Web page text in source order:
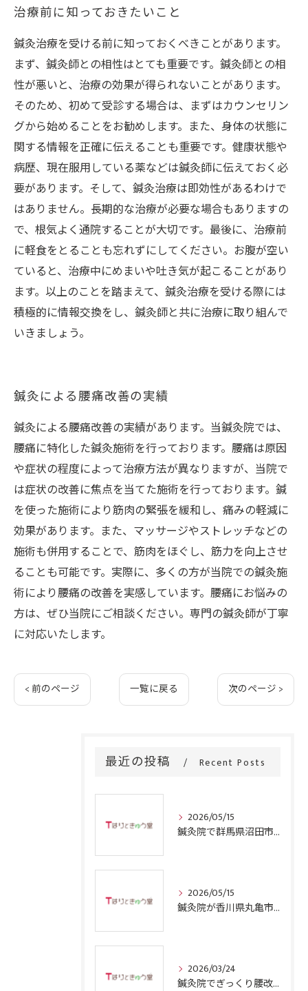
治療前に知っておきたいこと
鍼灸治療を受ける前に知っておくべきことがあります。
まず、鍼灸師との相性はとても重要です。鍼灸師との相
性が悪いと、治療の効果が得られないことがあります。
そのため、初めて受診する場合は、まずはカウンセリン
グから始めることをお勧めします。また、身体の状態に
関する情報を正確に伝えることも重要です。健康状態や
病歴、現在服用している薬などは鍼灸師に伝えておく必
要があります。そして、鍼灸治療は即効性があるわけで
はありません。長期的な治療が必要な場合もありますの
で、根気よく通院することが大切です。最後に、治療前
に軽食をとることも忘れずにしてください。お腹が空い
ていると、治療中にめまいや吐き気が起こることがあり
ます。以上のことを踏まえて、鍼灸治療を受ける際には
積極的に情報交換をし、鍼灸師と共に治療に取り組んで
いきましょう。
鍼灸による腰痛改善の実績
鍼灸による腰痛改善の実績があります。当鍼灸院では、
腰痛に特化した鍼灸施術を行っております。腰痛は原因
や症状の程度によって治療方法が異なりますが、当院で
は症状の改善に焦点を当てた施術を行っております。鍼
を使った施術により筋肉の緊張を緩和し、痛みの軽減に
効果があります。また、マッサージやストレッチなどの
施術も併用することで、筋肉をほぐし、筋力を向上させ
ることも可能です。実際に、多くの方が当院での鍼灸施
術により腰痛の改善を実感しています。腰痛にお悩みの
方は、ぜひ当院にご相談ください。専門の鍼灸師が丁寧
に対応いたします。
< 前のページ 一覧に戻る 次のページ >
最近の投稿 Recent Posts
2026/05/15
鍼灸院で群馬県沼田市の四十肩を根本から改善するための施術と通院回数のリアルガイド
2026/05/15
鍼灸院が香川県丸亀市で四十肩に効果的な理由と選ぶ際のポイント
2026/03/24
鍼灸院でぎっくり腰改善を目指す群馬県沼田市の信頼できる選択肢とは